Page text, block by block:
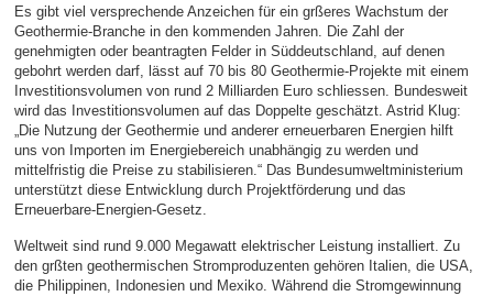
Es gibt viel versprechende Anzeichen für ein grßeres Wachstum der
Geothermie-Branche in den kommenden Jahren. Die Zahl der
genehmigten oder beantragten Felder in Süddeutschland, auf denen
gebohrt werden darf, lässt auf 70 bis 80 Geothermie-Projekte mit einem
Investitionsvolumen von rund 2 Milliarden Euro schliessen. Bundesweit
wird das Investitionsvolumen auf das Doppelte geschätzt. Astrid Klug:
„Die Nutzung der Geothermie und anderer erneuerbaren Energien hilft
uns von Importen im Energiebereich unabhängig zu werden und
mittelfristig die Preise zu stabilisieren.“ Das Bundesumweltministerium
unterstützt diese Entwicklung durch Projektförderung und das
Erneuerbare-Energien-Gesetz.
Weltweit sind rund 9.000 Megawatt elektrischer Leistung installiert. Zu
den grßten geothermischen Stromproduzenten gehören Italien, die USA,
die Philippinen, Indonesien und Mexiko. Während die Stromgewinnung